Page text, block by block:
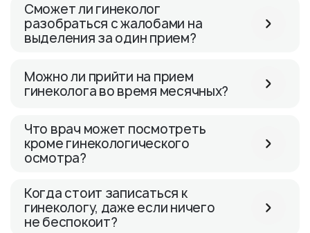
Сможет ли гинеколог
разобраться с жалобами на
выделения за один прием?
Можно ли прийти на прием
гинеколога во время месячных?
Что врач может посмотреть
кроме гинекологического
осмотра?
Когда стоит записаться к
гинекологу, даже если ничего
не беспокоит?